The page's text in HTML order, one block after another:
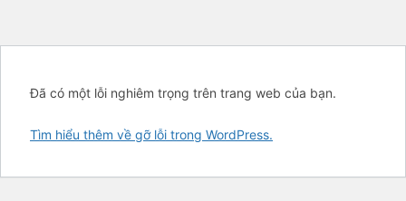
Đã có một lỗi nghiêm trọng trên trang web của bạn.
Tìm hiểu thêm về gỡ lỗi trong WordPress.